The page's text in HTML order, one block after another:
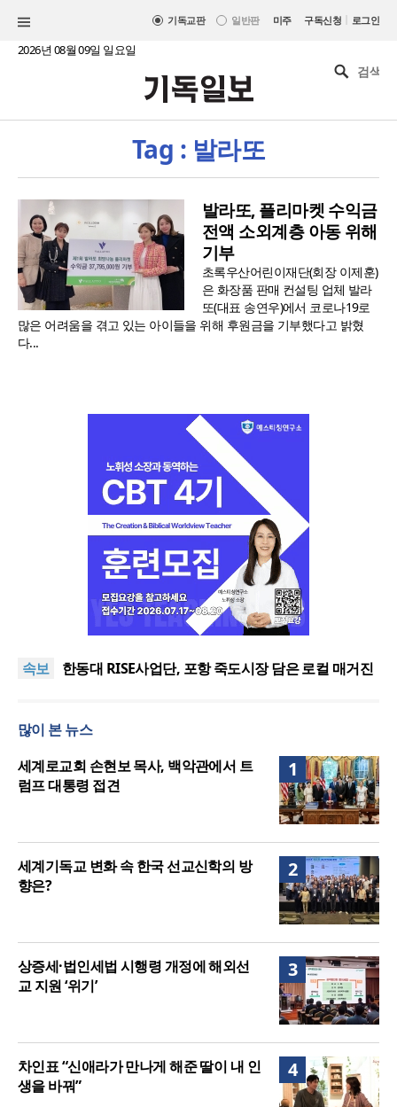
기독교판 일반판 미주 구독신청 | 로그인
2026년 08월 09일 일요일
Tag : 발라또
발라또, 플리마켓 수익금
전액 소외계층 아동 위해
기부
초록우산어린이재단(회장 이제훈)
은 화장품 판매 컨설팅 업체 발라
또(대표 송연우)에서 코로나19로
많은 어려움을 겪고 있는 아이들을 위해 후원금을 기부했다고 밝혔
다...
속보
느헤미야 연합기도회, ‘왕의 기도’로 나라·한국교회·다
여”
한동대 RISE사업단, 포항 죽도시장 담은 로컬 매거진
느헤미야 연합기도회, ‘왕의 기도’로 나라·한국교회·다
세기총 “자유를 지키며 하나 된 희망의 미래를 향하
여”
많이 본 뉴스
1
세계로교회 손현보 목사, 백악관에서 트
럼프 대통령 접견
2
세계기독교 변화 속 한국 선교신학의 방
향은?
3
상증세·법인세법 시행령 개정에 해외선
교 지원 ‘위기’
4
차인표 “신애라가 만나게 해준 딸이 내 인
생을 바꿔”